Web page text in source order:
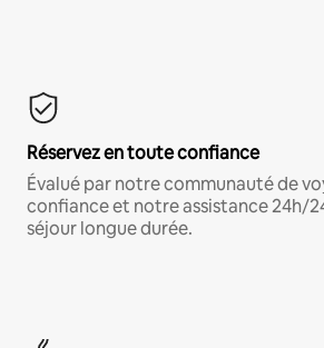
Réservez en toute confiance
Évalué par notre communauté de
confiance et notre assistance 24h/
séjour longue durée.